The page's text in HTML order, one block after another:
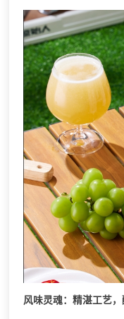
风味灵魂：精湛工艺